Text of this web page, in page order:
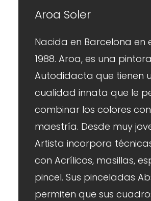
Aroa Soler
Nacida en Barcelona en
1988. Aroa, es una pintora
Autodidacta que tienen
cualidad innata que le
combinar los colores con
maestría. Desde muy
Artista incorpora
con Acrílicos, masillas,
pincel. Sus pinceladas
permiten que sus